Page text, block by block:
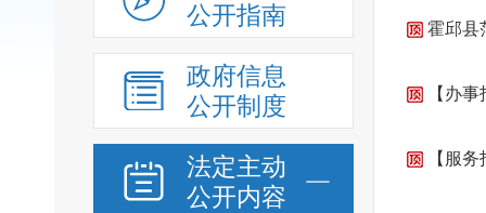
公开指南
政府信息
公开制度
法定主动
公开内容
霍邱县
【办
【服